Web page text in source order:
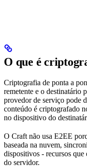
O que é
Criptografia de ponta a
remetente e o destinatário
provedor de serviço pode
conteúdo é criptografado
no dispositivo do
O Craft não usa E2EE
baseada na nuvem,
dispositivos - recursos que
do servidor.